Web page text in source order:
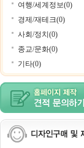
여행/세계정보(0)
경제/재테크(0)
사회/정치(0)
종교/문화(0)
기타(0)